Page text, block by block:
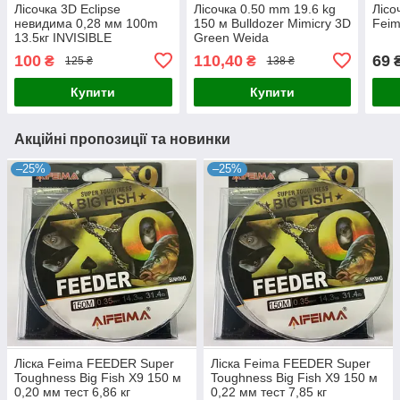
Лісочка 3D Eclipse
невидима 0,28 мм 100m
13.5кг INVISIBLE
100 ₴ 125 ₴
Купити
Лісочка 0.50 mm 19.6 kg
150 м Bulldozer Mimicry 3D
Green Weida
110,40₴ 138 ₴
Купити
69
Акційні пропозиції та новинки
–25%
Ліска Feima FEEDER Super
Toughness Big Fish X9 150 м
0,20 мм тест 6,86 кг
–25%
Ліска Feima FEEDER Super
Toughness Big Fish X9 150 м
0,22 мм тест 7,85 кг